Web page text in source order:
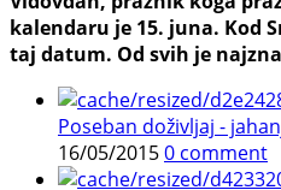
kalendaru je 15. juna. Kod
taj datum. Od svih je
Poseban doživljaj -
16/05/20150 comment